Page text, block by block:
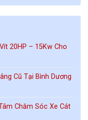
20HP – 15Kw Cho
Cũ Tại Bình Dương
Chăm Sóc Xe Cát